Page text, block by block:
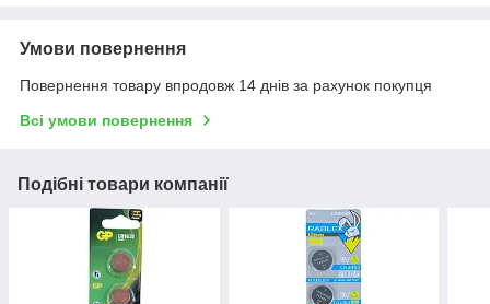
Умови повернення
Повернення товару впродовж 14 днів за рахунок покупця
Всі умови повернення
Подібні товари компанії